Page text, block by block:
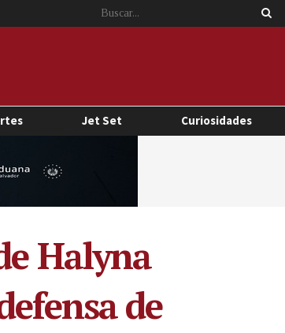
Jet Set Curiosidades
Halyna
de